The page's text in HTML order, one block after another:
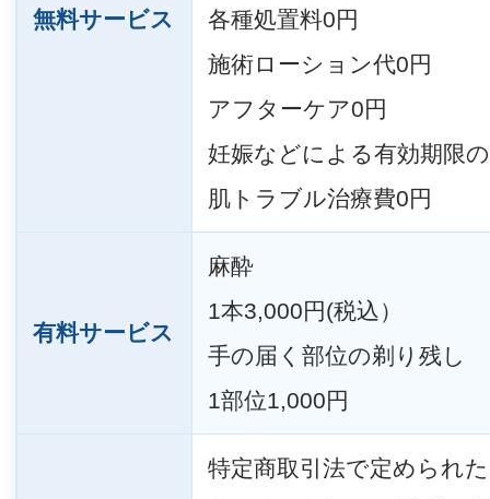
無料サービス
各種処置料0円
施術ローション代0円
アフターケア0円
妊娠などによる有効期限
肌トラブル治療費0円
有料サービス
麻酔
1本3,000円(税込）
手の届く部位の剃り残し
1部位1,000円
特定商取引法で定められ